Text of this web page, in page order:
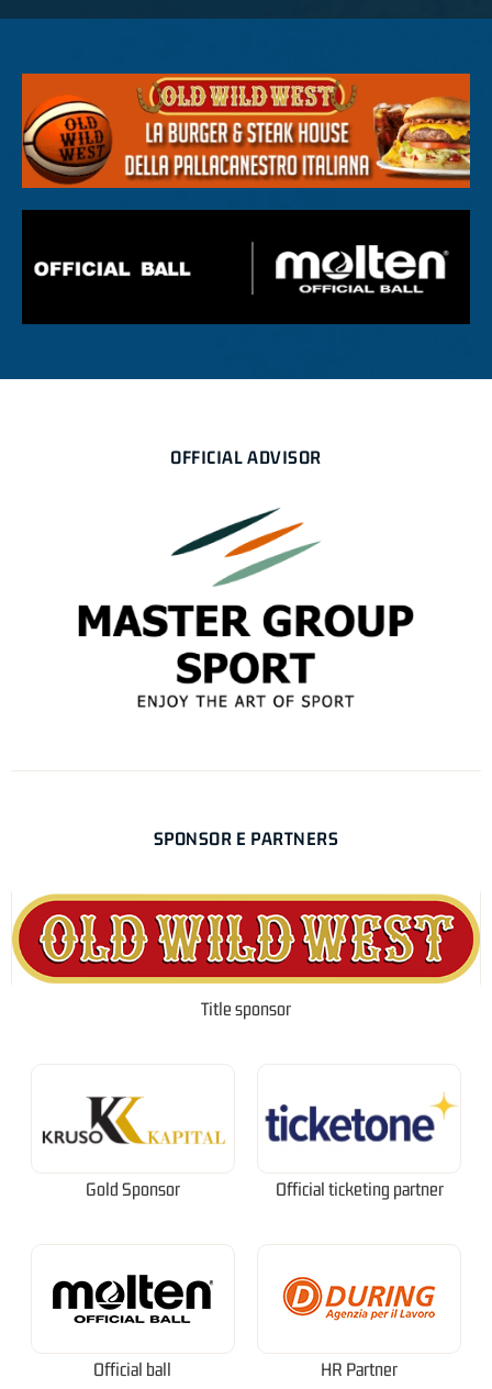
OFFICIAL ADVISOR
SPONSOR E PARTNERS
Title sponsor
Gold Sponsor Official ticketing partner
Official ball HR Partner